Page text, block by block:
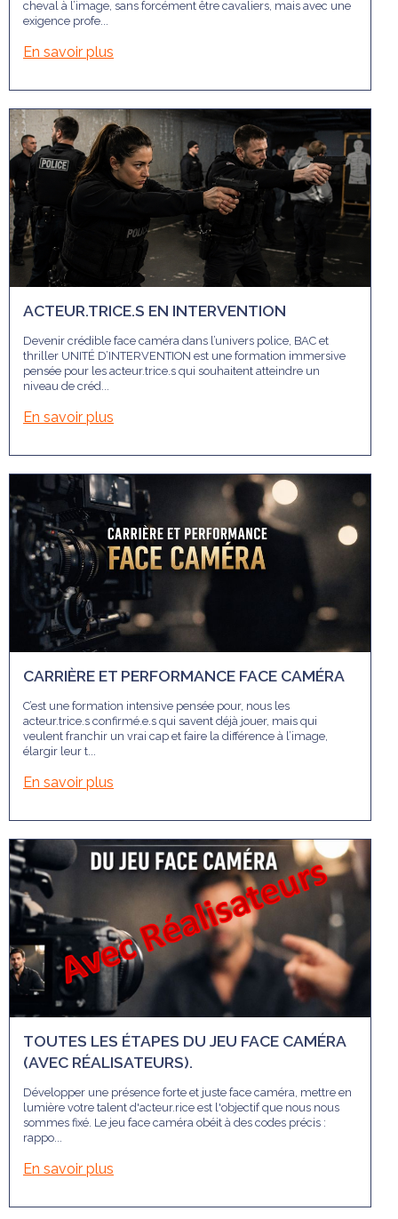
cheval à l’image, sans forcément être cavaliers, mais avec une
exigence profe...
En savoir plus
ACTEUR.TRICE.S EN INTERVENTION
Devenir crédible face caméra dans l’univers police, BAC et
thriller UNITÉ D’INTERVENTION est une formation immersive
pensée pour les acteur.trice.s qui souhaitent atteindre un
niveau de créd...
En savoir plus
CARRIÈRE ET PERFORMANCE FACE CAMÉRA
C’est une formation intensive pensée pour, nous les
acteur.trice.s confirmé.e.s qui savent déjà jouer, mais qui
veulent franchir un vrai cap et faire la différence à l’image,
élargir leur t...
En savoir plus
TOUTES LES ÉTAPES DU JEU FACE CAMÉRA
(AVEC RÉALISATEURS).
Développer une présence forte et juste face caméra, mettre en
lumière votre talent d'acteur.rice est l'objectif que nous nous
sommes fixé. Le jeu face caméra obéit à des codes précis :
rappo...
En savoir plus